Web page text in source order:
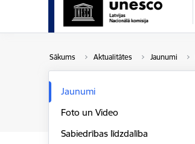
Sākums Aktualitātes Jaunumi
Jaunumi
Foto un Video
Sabiedrības līdzdalība